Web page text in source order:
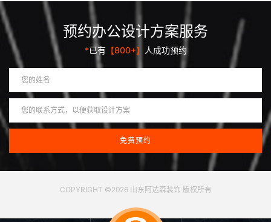
预约办公设计方案服务
*已有【800+】 人成功预约
COPYRIGHT ©2026 山东阿达森装饰 版权所有